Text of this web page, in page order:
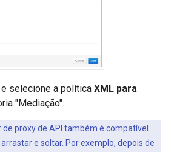
e selecione a política XML para
"Mediação".
de proxy de API também é compatível
e soltar. Por exemplo, depois de